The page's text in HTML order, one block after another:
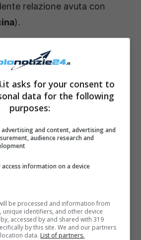
relazione avuta con
).
asks for your consent to
data for the following
purposes:
advertising and content, advertising and
audience research and
information on a device
be processed and information from
unique identifiers, and other device
accessed by and shared with 319
by this site. We and our partners
data. List of partners.